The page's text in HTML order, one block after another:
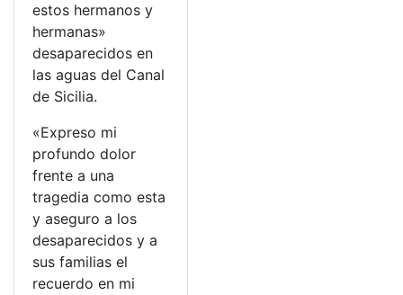
estos hermanos y
hermanas»
desaparecidos en
las aguas del Canal
de Sicilia.
«Expreso mi
profundo dolor
frente a una
tragedia como esta
y aseguro a los
desaparecidos y a
sus familias el
recuerdo en mi